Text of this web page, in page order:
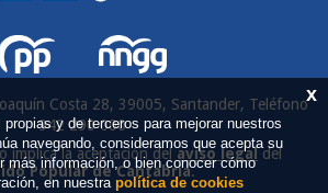
Costa 28, 39005, Santander, Teléfono
942 290 000
implica la aceptación delaviso legaldel
Popular de Cantabria.
x
y de terceros para mejorar nuestros
navegando, consideramos que acepta su
más información, o bien conocer cómo
en nuestra política de cookies